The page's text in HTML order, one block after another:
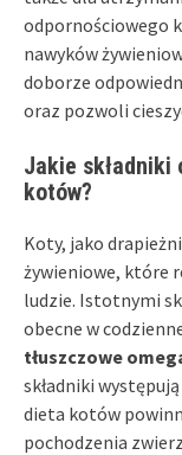
odpornościowego
nawyków
doborze
oraz pozwoli
Jakie składniki
kotów?
Koty, jako
żywieniowe, które
ludzie. Istotnymi
obecne w
tłuszczowe
składniki
dieta kotów
pochodzenia